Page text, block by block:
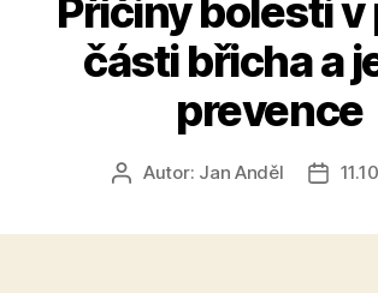
doplňků
stravy
Příčiny bolesti v
části břicha a
prevence
AutorAutor: Jan Anděl
Datum